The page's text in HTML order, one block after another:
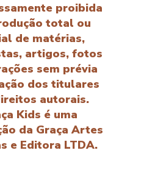
proibida
total ou
de matérias,
artigos, fotos
sem prévia
dos titulares
autorais.
Kids é uma
da Graça Artes
e Editora LTDA.